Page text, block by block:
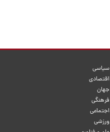
سیاسی
اقتصادی
جهان
فرهنگی
اجتماعی
ورزشی